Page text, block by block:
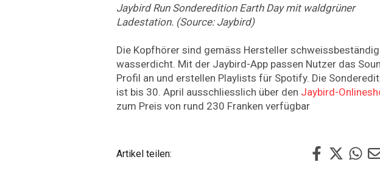
Jaybird Run Sonderedition Earth Day mit waldgrüner
Ladestation. (Source: Jaybird)
Die Kopfhörer sind gemäss Hersteller
wasserdicht. Mit der Jaybird-App passen Nutzer das
Profil an und erstellen Playlists für Spotify. Die
ist bis 30. April ausschliesslich über den Jaybird-
zum Preis von rund 230 Franken verfügbar
Artikel teilen: